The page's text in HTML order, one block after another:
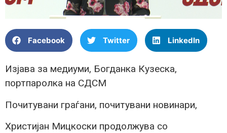
Facebook Twitter LinkedIn
Изјава за медиуми, Богданка Кузеска,
портпаролка на СДСМ
Почитувани граѓани, почитувани новинари,
Христијан Мицкоски продолжува со